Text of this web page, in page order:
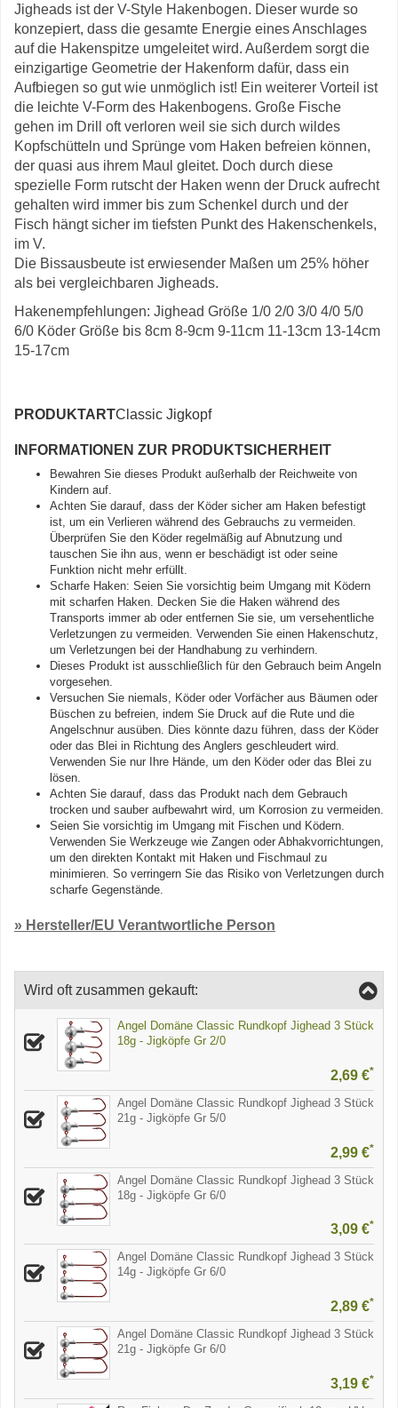
Jigheads ist der V-Style Hakenbogen. Dieser wurde so
konzepiert, dass die gesamte Energie eines Anschlages
auf die Hakenspitze umgeleitet wird. Außerdem sorgt die
einzigartige Geometrie der Hakenform dafür, dass ein
Aufbiegen so gut wie unmöglich ist! Ein weiterer Vorteil ist
die leichte V-Form des Hakenbogens. Große Fische
gehen im Drill oft verloren weil sie sich durch wildes
Kopfschütteln und Sprünge vom Haken befreien können,
der quasi aus ihrem Maul gleitet. Doch durch diese
spezielle Form rutscht der Haken wenn der Druck aufrecht
gehalten wird immer bis zum Schenkel durch und der
Fisch hängt sicher im tiefsten Punkt des Hakenschenkels,
im V.
Die Bissausbeute ist erwiesender Maßen um 25% höher
als bei vergleichbaren Jigheads.
Hakenempfehlungen: Jighead Größe 1/0 2/0 3/0 4/0 5/0
6/0 Köder Größe bis 8cm 8-9cm 9-11cm 11-13cm 13-14cm
15-17cm
PRODUKTARTClassic Jigkopf
INFORMATIONEN ZUR PRODUKTSICHERHEIT
Bewahren Sie dieses Produkt außerhalb der Reichweite von
Kindern auf.
Achten Sie darauf, dass der Köder sicher am Haken befestigt
ist, um ein Verlieren während des Gebrauchs zu vermeiden.
Überprüfen Sie den Köder regelmäßig auf Abnutzung und
tauschen Sie ihn aus, wenn er beschädigt ist oder seine
Funktion nicht mehr erfüllt.
Scharfe Haken: Seien Sie vorsichtig beim Umgang mit Ködern
mit scharfen Haken. Decken Sie die Haken während des
Transports immer ab oder entfernen Sie sie, um versehentliche
Verletzungen zu vermeiden. Verwenden Sie einen Hakenschutz,
um Verletzungen bei der Handhabung zu verhindern.
Dieses Produkt ist ausschließlich für den Gebrauch beim Angeln
vorgesehen.
Versuchen Sie niemals, Köder oder Vorfächer aus Bäumen oder
Büschen zu befreien, indem Sie Druck auf die Rute und die
Angelschnur ausüben. Dies könnte dazu führen, dass der Köder
oder das Blei in Richtung des Anglers geschleudert wird.
Verwenden Sie nur Ihre Hände, um den Köder oder das Blei zu
lösen.
Achten Sie darauf, dass das Produkt nach dem Gebrauch
trocken und sauber aufbewahrt wird, um Korrosion zu vermeiden.
Seien Sie vorsichtig im Umgang mit Fischen und Ködern.
Verwenden Sie Werkzeuge wie Zangen oder Abhakvorrichtungen,
um den direkten Kontakt mit Haken und Fischmaul zu
minimieren. So verringern Sie das Risiko von Verletzungen durch
scharfe Gegenstände.
» Hersteller/EU Verantwortliche Person
Wird oft zusammen gekauft:
Angel Domäne Classic Rundkopf Jighead 3 Stück
18g - Jigköpfe Gr 2/0
2,69 €*
Angel Domäne Classic Rundkopf Jighead 3 Stück
21g - Jigköpfe Gr 5/0
2,99 €*
Angel Domäne Classic Rundkopf Jighead 3 Stück
18g - Jigköpfe Gr 6/0
3,09 €*
Angel Domäne Classic Rundkopf Jighead 3 Stück
14g - Jigköpfe Gr 6/0
2,89 €*
Angel Domäne Classic Rundkopf Jighead 3 Stück
21g - Jigköpfe Gr 6/0
3,19 €*